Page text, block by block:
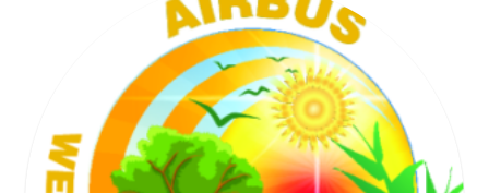
TENNIS SOCIETY